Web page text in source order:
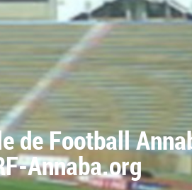
de Football
Annaba.org